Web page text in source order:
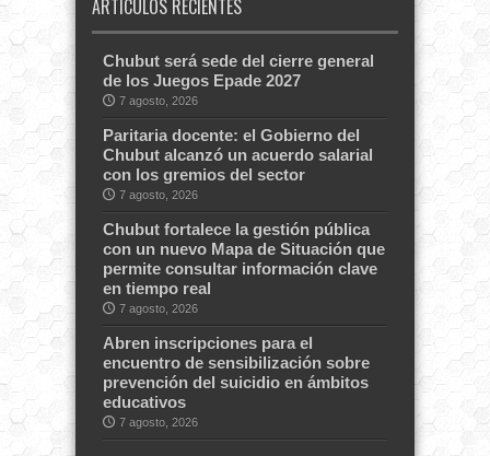
ARTÍCULOS RECIENTES
Chubut será sede del cierre general
de los Juegos Epade 2027
7 agosto, 2026
Paritaria docente: el Gobierno del
Chubut alcanzó un acuerdo salarial
con los gremios del sector
7 agosto, 2026
Chubut fortalece la gestión pública
con un nuevo Mapa de Situación que
permite consultar información clave
en tiempo real
7 agosto, 2026
Abren inscripciones para el
encuentro de sensibilización sobre
prevención del suicidio en ámbitos
educativos
7 agosto, 2026